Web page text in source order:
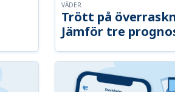
Trött på
Jämför tre
VÄDER